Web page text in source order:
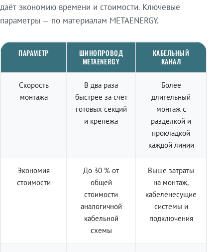
даёт экономию времени и стоимости. Ключевые
параметры — по материалам METAENERGY.
ПАРАМЕТР
ШИНОПРОВОД
METAENERGY
КАБЕЛЬНЫЙ
КАНАЛ
Скорость
монтажа
В два раза
быстрее за счёт
готовых секций
и крепежа
Более
длительный
монтаж с
разделкой и
прокладкой
каждой линии
Экономия
стоимости
До 30 % от
общей
стоимости
аналогичной
кабельной
схемы
Выше затраты
на монтаж,
кабеленесущие
системы и
подключения